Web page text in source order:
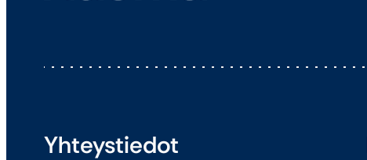
Yhteystiedot